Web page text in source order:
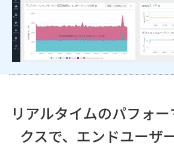
リアルタイムのパフォ
クスで、エンドユーザ